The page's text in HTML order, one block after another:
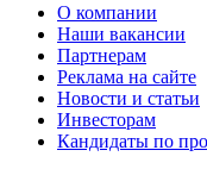
О компании
Наши вакансии
Партнерам
Реклама на сайте
Новости и статьи
Инвесторам
Кандидаты по